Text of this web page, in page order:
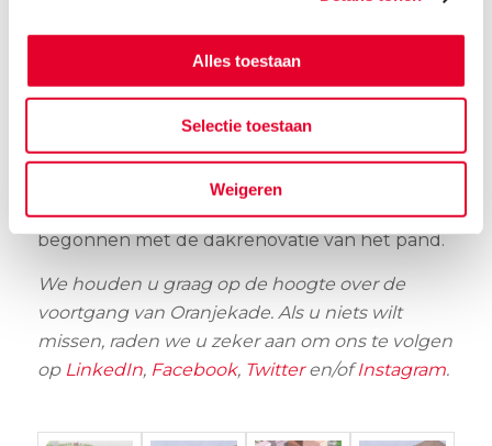
Alles toestaan
Selectie toestaan
Weigeren
de Torenstraat grondig verbouwd. Hiermee
lopen zij iets voor demuziekuit, aangezien
plan Oranjekade dus nog volop in ontwikkeling
is. Van 13 tot 31 mei zijn de deuren van de AH
gesloten en wordt de supermarkt ingrijpend
verbouwd. En ook aan de buitenzijde wordt
het nodige veranderd. Zo zijn wij vorige week
begonnen met de dakrenovatie van het pand.
We houden u graag op de hoogte over de
voortgang van Oranjekade. Als u niets wilt
missen, raden we u zeker aan om ons te volgen
op LinkedIn, Facebook, Twitteren/ofInstagram.